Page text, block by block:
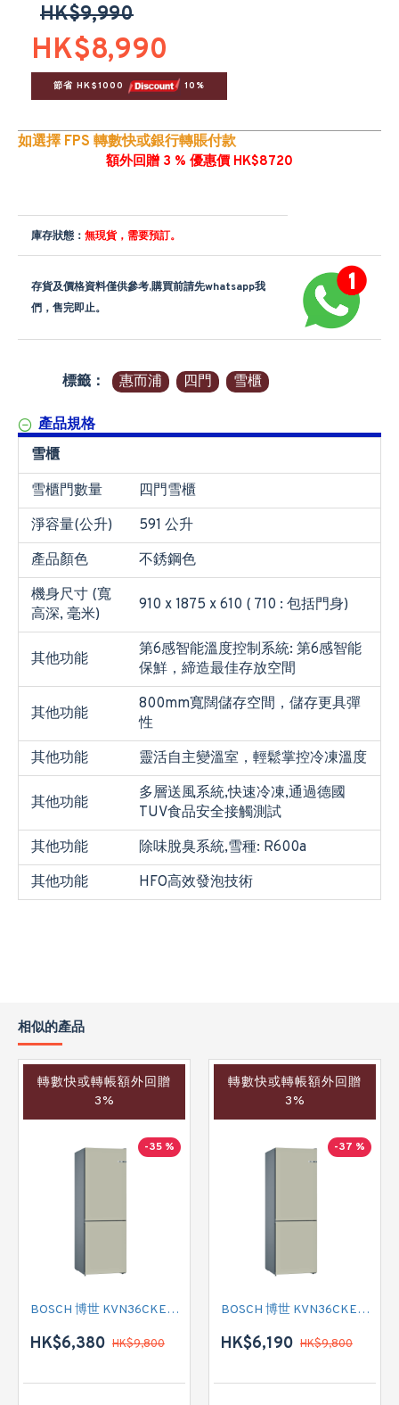
HK$8,990
HK$9,990
節省 HK$1000 10%
如選擇 FPS 轉數快或銀行轉賬付款
額外回贈 3 % 優惠價 HK$8720
庫存狀態： 無現貨，需要預訂。
存貨及價格資料僅供參考,購買前請先whatsapp我
們，售完即止。
標籤： 惠而浦 四門 雪櫃
產品規格
雪櫃
雪櫃門數量
四門雪櫃
淨容量(公升)
591 公升
產品顏色
不銹鋼色
機身尺寸 (寬
高深, 毫米)
910 x 1875 x 610 ( 710 : 包括門身)
其他功能
第6感智能溫度控制系統: 第6感智能
保鮮，締造最佳存放空間
其他功能
800mm寬闊儲存空間，儲存更具彈
性
其他功能
靈活自主變溫室，輕鬆掌控冷凍溫度
其他功能
多層送風系統,快速冷凍,通過德國
TUV食品安全接觸測試
其他功能
除味脫臭系統,雪種: R600a
其他功能
HFO高效發泡技術
相似的產品
轉數快或轉帳額外回贈
3%
-35 %
BOSCH 博世 KVN36CKEA2 雙門雪櫃
HK$6,380 HK$9,800
轉數快或轉帳額外回贈
3%
-37 %
BOSCH 博世 KVN36CKEA2 雙門雪櫃 左門鉸
HK$6,190 HK$9,800